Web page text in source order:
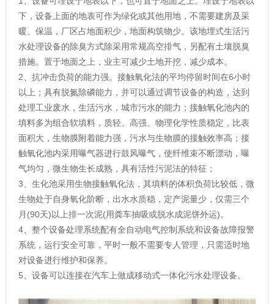
下，设备上面的地表可作为绿化或其他用地，不需要建房及采
暖、保温，厂区占地面积少，地面构筑物少。该地埋式生活污
水处理设备的除臭方式除采用常规高空排气，另配有土壤脱臭
措施。置于地面之上，业主可减少土地开挖，减少成本。
2、抗冲击负荷的能力强。接触氧化法的平均停留时间在6小时
以上；具有脱氮除磷能力，并可以通过调节设备的构造，达到
处理工业废水，生活污水，城市污水的能力；接触氧化池内的
填料多为组合软填料，质轻、高强、物理化学性质稳定，比表
面积大，生物膜附着能力强，污水与生物膜的接触效率高；接
触氧化池内采用曝气器进行鼓风曝气，使纤维束不断漂动，曝
气均匀，微生物生长成熟，具有活性污泥法的特征；
3、生化池采用生物接触氧化法，其填料的体积负荷比较低，微
生物处于自身氧化阶断，出水水质稳，定产泥量少，仅需三个
月(90天)以上排一次泥(用粪车抽吸或脱水成泥饼外运)。
4、整个设备处理系统配有全自动电气控制系统和设备故障报警
系统，运行安全可靠，平时一般不需要专人管理，只需适时地
对设备进行维护和保养。
5、设备可以连接在汽车上做成移动式一体化污水处理设备。